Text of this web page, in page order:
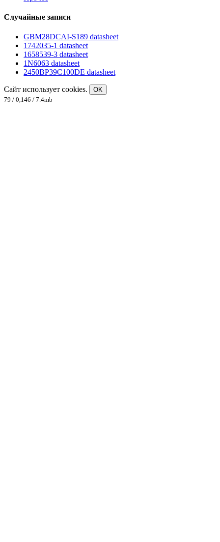
Случайные записи
GBM28DCAI-S189 datasheet
1742035-1 datasheet
1658539-3 datasheet
1N6063 datasheet
2450BP39C100DE datasheet
Сайт использует cookies.
OK
79 / 0,146 / 7.4mb